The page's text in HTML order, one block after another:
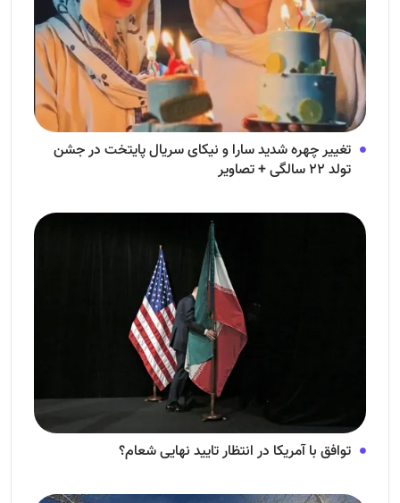
تغییر چهره شدید سارا و نیکای سریال پایتخت در جشن
تولد ۲۲ سالگی + تصاویر
توافق با آمریکا در انتظار تایید نهایی شعام؟